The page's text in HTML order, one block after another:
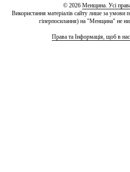
© 2026 Менщина. Усі
Використання матеріалів сайту лише за умови
гіперпосилання) на "Менщина" не
Права та Інформація, щоб в